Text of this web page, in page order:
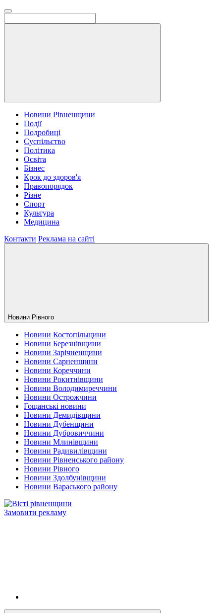
Новини Рівненщини
Події
Подробиці
Суспільство
Політика
Освіта
Бізнес
Крок до здоров'я
Правопорядок
Різне
Спорт
Культура
Медицина
Контакти Реклама на сайті
Новини Рiвного
Новини Костопільщини
Новини Березнівщини
Новини Зарічненщини
Новини Сарненщини
Новини Кореччини
Новини Рокитнівщини
Новини Володимиреччини
Новини Острожчини
Гощанські новини
Новини Демидівщини
Новини Дубенщини
Новини Дубровиччини
Новини Млинівщини
Новини Радивилівщини
Новини Рівненського району
Новини Рівного
Новини Здолбунівщини
Новини Вараського району
Замовити рекламу